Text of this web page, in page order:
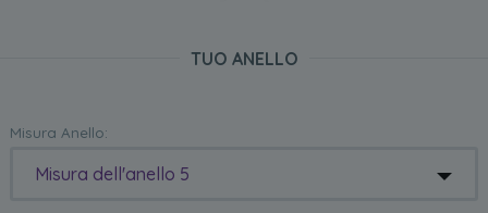
TUO ANELLO
Misura Anello:
Misura dell'anello 5